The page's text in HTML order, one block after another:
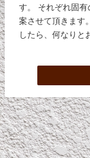
す。 それぞれ固
案させて頂きます
したら、何なりと